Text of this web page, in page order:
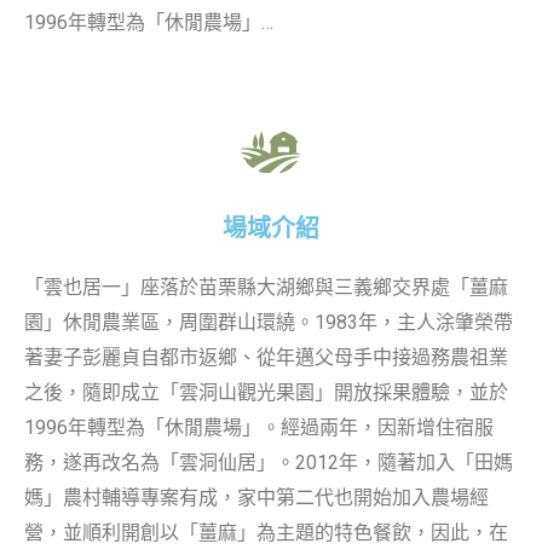
1996年轉型為「休閒農場」…
場域介紹
「雲也居一」座落於苗栗縣大湖鄉與三義鄉交界處「薑麻
園」休閒農業區，周圍群山環繞。1983年，主人涂肇榮帶
著妻子彭麗貞自都市返鄉、從年邁父母手中接過務農祖業
之後，隨即成立「雲洞山觀光果園」開放採果體驗，並於
1996年轉型為「休閒農場」。經過兩年，因新增住宿服
務，遂再改名為「雲洞仙居」。2012年，隨著加入「田媽
媽」農村輔導專案有成，家中第二代也開始加入農場經
營，並順利開創以「薑麻」為主題的特色餐飲，因此，在